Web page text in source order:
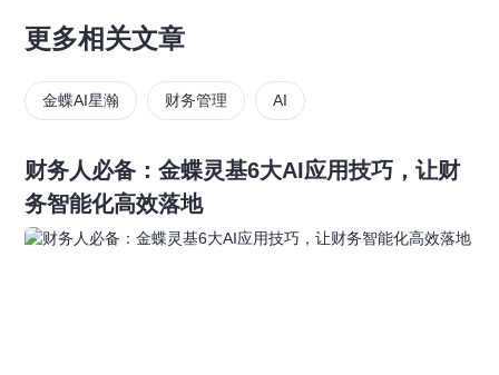
更多相关文章
金蝶AI星瀚 财务管理 AI
财务人必备：金蝶灵基6大AI应用技巧，让财
务智能化高效落地